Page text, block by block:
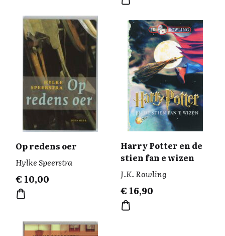
Op redens oer
Hylke Speerstra
€ 10,00
Harry Potter en de
stien fan e wizen
J.K. Rowling
€ 16,90